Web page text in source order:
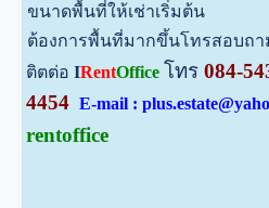
ขนาดพื้นที่ให้เช่าเริ่มต้น
ต้องการพื้นที่มากขึ้นโทรสอบถา
ติตต่อ IRentOffice โทร 084-
4454 E-mail :
rentoffice